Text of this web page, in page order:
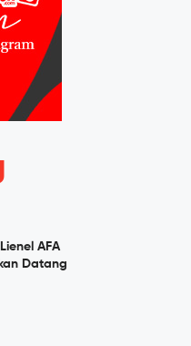
AFA
Datang